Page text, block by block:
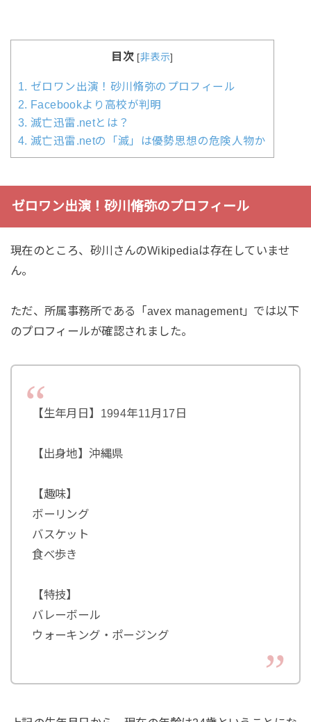
目次 [非表示]
1. ゼロワン出演！砂川脩弥のプロフィール
2. Facebookより高校が判明
3. 滅亡迅雷.netとは？
4. 滅亡迅雷.netの「滅」は優勢思想の危険人物か
ゼロワン出演！砂川脩弥のプロフィール
現在のところ、砂川さんのWikipediaは存在していませ
ん。
ただ、所属事務所である「avex management」では以下
のプロフィールが確認されました。
【生年月日】1994年11月17日
【出身地】沖縄県
【趣味】
ボーリング
バスケット
食べ歩き
【特技】
バレーボール
ウォーキング・ポージング